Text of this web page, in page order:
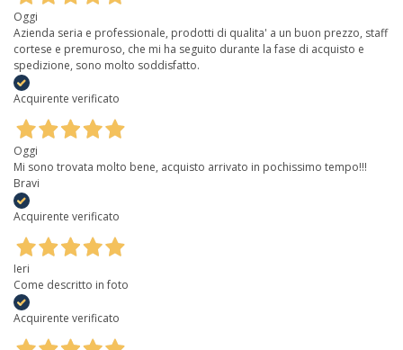
Oggi
Azienda seria e professionale, prodotti di qualita' a un buon prezzo, staff
cortese e premuroso, che mi ha seguito durante la fase di acquisto e
spedizione, sono molto soddisfatto.
Acquirente verificato
Oggi
Mi sono trovata molto bene, acquisto arrivato in pochissimo tempo!!!
Bravi
Acquirente verificato
Ieri
Come descritto in foto
Acquirente verificato